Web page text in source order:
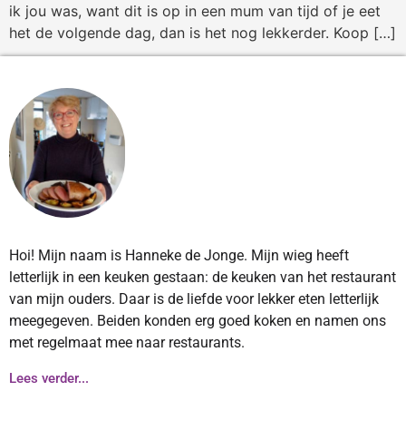
ik jou was, want dit is op in een mum van tijd of je eet
het de volgende dag, dan is het nog lekkerder. Koop […]
Hoi! Mijn naam is Hanneke de Jonge. Mijn wieg heeft
letterlijk in een keuken gestaan: de keuken van het restaurant
van mijn ouders. Daar is de liefde voor lekker eten letterlijk
meegegeven. Beiden konden erg goed koken en namen ons
met regelmaat mee naar restaurants.
Lees verder...